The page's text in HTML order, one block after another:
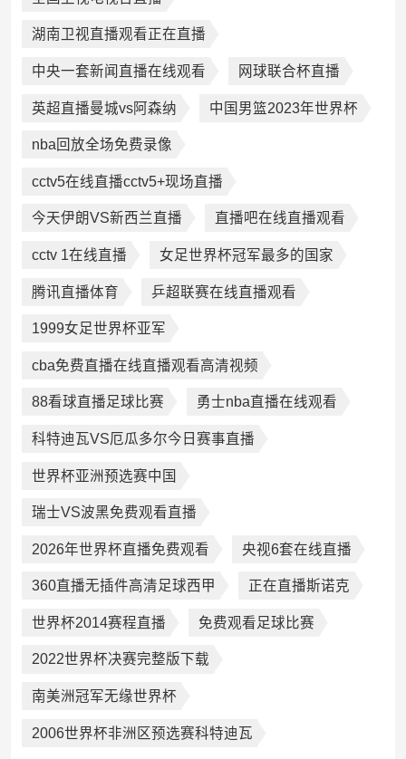
湖南卫视直播观看正在直播
中央一套新闻直播在线观看 网球联合杯直播
英超直播曼城vs阿森纳 中国男篮2023年世界杯
nba回放全场免费录像
cctv5在线直播cctv5+现场直播
今天伊朗VS新西兰直播 直播吧在线直播观看
cctv 1在线直播 女足世界杯冠军最多的国家
腾讯直播体育 乒超联赛在线直播观看
1999女足世界杯亚军
cba免费直播在线直播观看高清视频
88看球直播足球比赛 勇士nba直播在线观看
科特迪瓦VS厄瓜多尔今日赛事直播
世界杯亚洲预选赛中国
瑞士VS波黑免费观看直播
2026年世界杯直播免费观看 央视6套在线直播
360直播无插件高清足球西甲 正在直播斯诺克
世界杯2014赛程直播 免费观看足球比赛
2022世界杯决赛完整版下载
南美洲冠军无缘世界杯
2006世界杯非洲区预选赛科特迪瓦